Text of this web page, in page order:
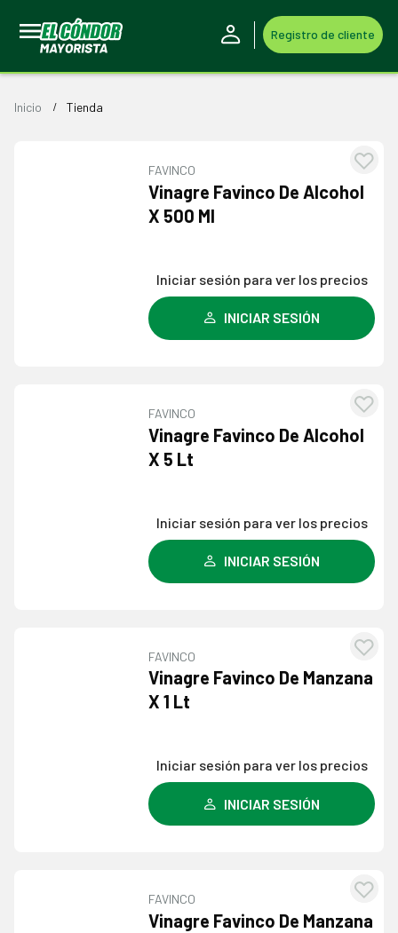
Registro de cliente
Inicio Tienda
FAVINCO
Vinagre Favinco De Alcohol
X 500 Ml
Iniciar sesión para ver los precios
INICIAR SESIÓN
FAVINCO
Vinagre Favinco De Alcohol
X 5 Lt
Iniciar sesión para ver los precios
INICIAR SESIÓN
FAVINCO
Vinagre Favinco De Manzana
X 1 Lt
Iniciar sesión para ver los precios
INICIAR SESIÓN
FAVINCO
Vinagre Favinco De Manzana